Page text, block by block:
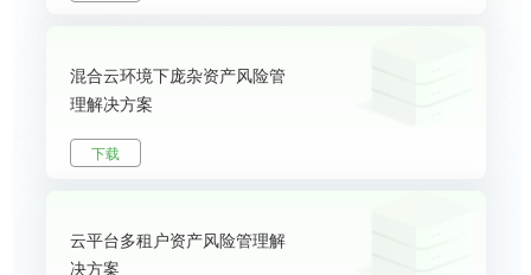
混合云环境下庞杂资产风险管
理解决方案
下载
云平台多租户资产风险管理解
决方案